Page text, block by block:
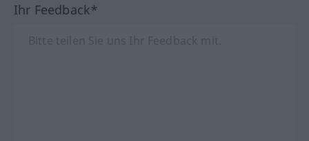
Ihr Feedback*